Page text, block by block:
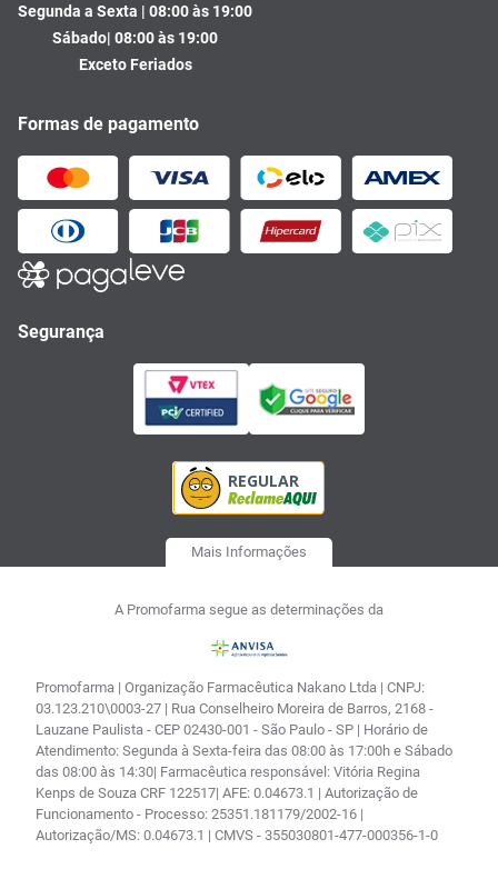
Segunda a Sexta | 08:00 às 19:00
Sábado| 08:00 às 19:00
Exceto Feriados
Formas de pagamento
Segurança
Mais Informações
A Promofarma segue as determinações da
Promofarma | Organização Farmacêutica Nakano Ltda | CNPJ:
03.123.210\0003-27 | Rua Conselheiro Moreira de Barros, 2168 -
Lauzane Paulista - CEP 02430-001 - São Paulo - SP | Horário de
Atendimento: Segunda à Sexta-feira das 08:00 às 17:00h e Sábado
das 08:00 às 14:30| Farmacêutica responsável: Vitória Regina
Kenps de Souza CRF 122517| AFE: 0.04673.1 | Autorização de
Funcionamento - Processo: 25351.181179/2002-16 |
Autorização/MS: 0.04673.1 | CMVS - 355030801-477-000356-1-0